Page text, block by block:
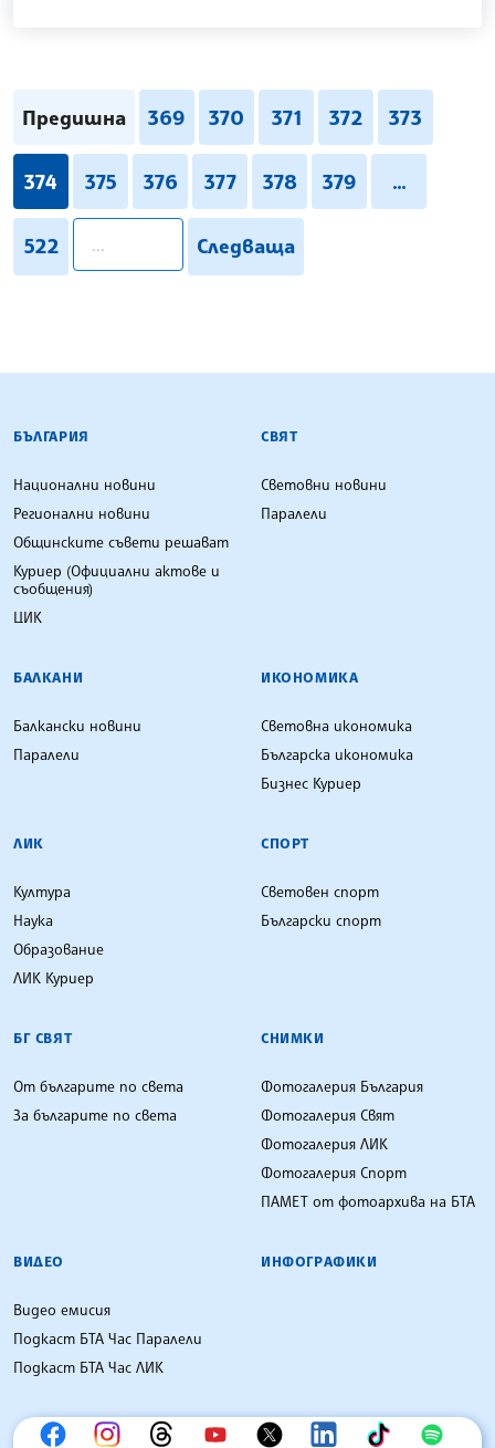
Предишна 369 370 371 372 373
374 375 376 377 378 379 ...
522 Следваща
БЪЛГАРСКА ТЕЛЕГРАФНА АГЕНЦИЯ
БЪЛГАРИЯ
Национални новини
Регионални новини
Общинските съвети решават
Куриер (Официални актове и
съобщения)
ЦИК
СВЯТ
Световни новини
Паралели
БАЛКАНИ
Балкански новини
Паралели
ИКОНОМИКА
Световна икономика
Българска икономика
Бизнес Куриер
ЛИК
Култура
Наука
Образование
ЛИК Куриер
СПОРТ
Световен спорт
Български спорт
БГ СВЯТ
От българите по света
За българите по света
СНИМКИ
Фотогалерия България
Фотогалерия Свят
Фотогалерия ЛИК
Фотогалерия Спорт
ПАМЕТ от фотоархива на БТА
ВИДЕО
Видео емисия
Подкаст БТА Час Паралели
Подкаст БТА Час ЛИК
ИНФОГРАФИКИ